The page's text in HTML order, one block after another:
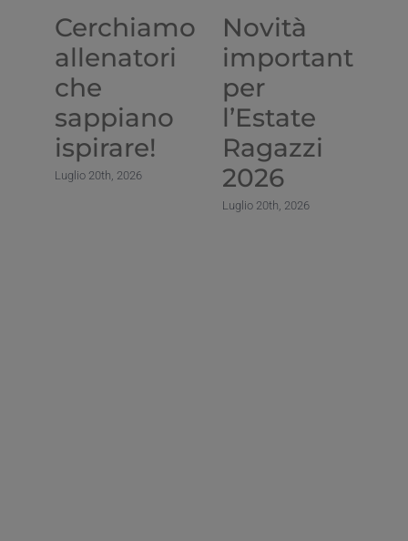
Cerchiamo
allenatori
che
sappiano
ispirare!
Luglio 20th, 2026
Novità
importante
per
l’Estate
Ragazzi
2026
Luglio 20th, 2026